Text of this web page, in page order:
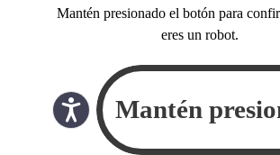
Mantén presionado el botón para
eres un robot.